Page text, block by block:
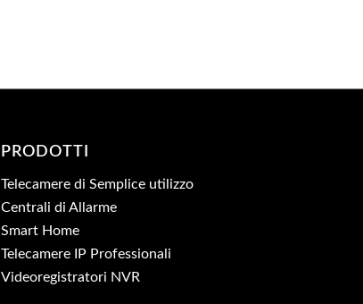
PRODOTTI
Telecamere di Semplice utilizzo
Centrali di Allarme
Smart Home
Telecamere IP Professionali
Videoregistratori NVR